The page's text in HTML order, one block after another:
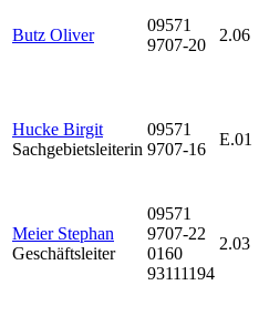
Butz Oliver
09571
9707-20
2.06
Hucke Birgit
Sachgebietsleiterin
09571
9707-16
E.01
Meier Stephan
Geschäftsleiter
09571
9707-22
0160
93111194
2.03